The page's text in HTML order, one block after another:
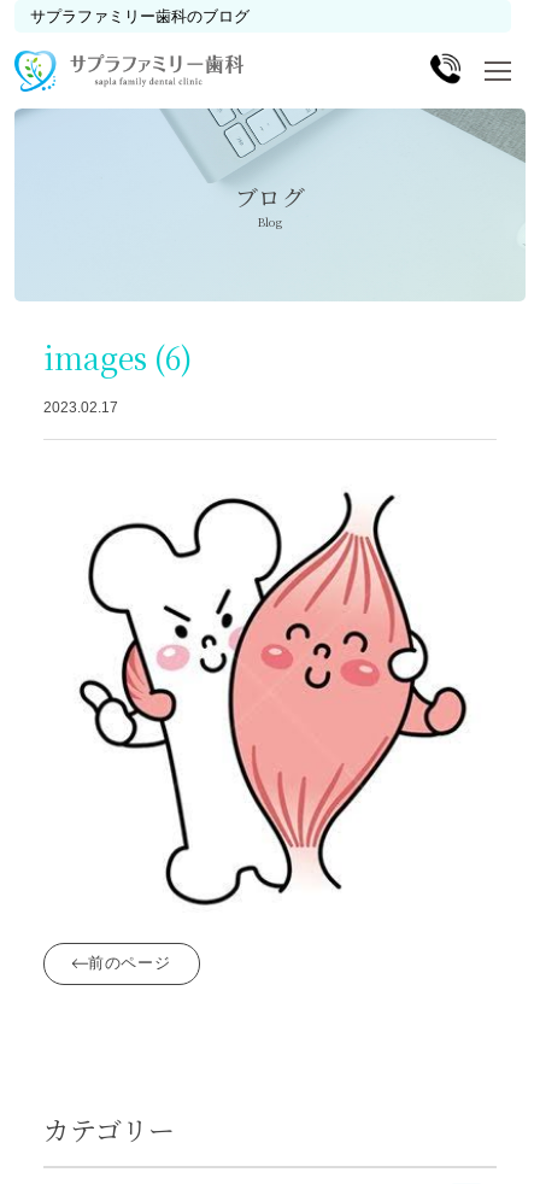
サプラファミリー歯科のブログ
ブログ
Blog
images (6)
2023.02.17
前のページ
カテゴリー